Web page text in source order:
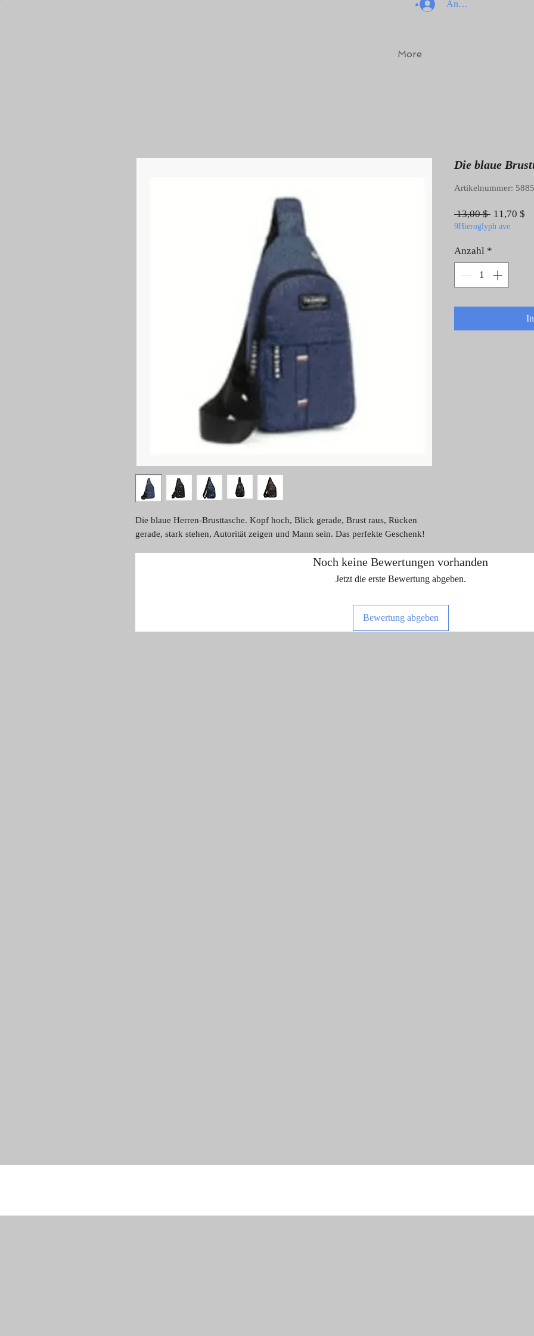
Anmelden
More
Die blaue Herren-Brusttasche. Kopf hoch, Blick gerade, Brust raus, Rücken
gerade, stark stehen, Autorität zeigen und Mann sein. Das perfekte Geschenk!
Die blaue
Artikelnummer:
13,00 $ 11,70 $
9Hieroglyph ave
Anzahl *
Noch keine Bewertungen vorhanden
Jetzt die erste Bewertung abgeben.
Bewertung abgeben